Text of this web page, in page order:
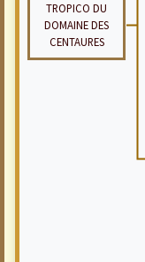
TROPICO DU
DOMAINE DES
CENTAURES